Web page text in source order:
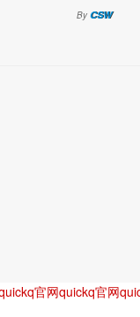
By CSW
官网quickq官网